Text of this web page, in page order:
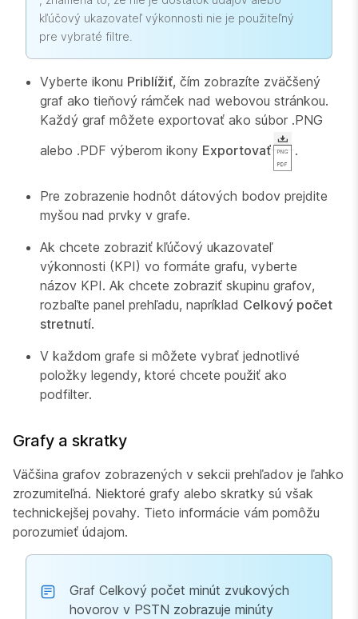
kľúčový ukazovateľ výkonnosti nie je použiteľný
pre vybraté filtre.
Vyberte ikonu Priblížiť, čím zobrazíte zväčšený
graf ako tieňový rámček nad webovou stránkou.
Každý graf môžete exportovať ako súbor .PNG
alebo .PDF výberom ikony Exportovať .
Pre zobrazenie hodnôt dátových bodov prejdite
myšou nad prvky v grafe.
Ak chcete zobraziť kľúčový ukazovateľ
výkonnosti (KPI) vo formáte grafu, vyberte
názov KPI. Ak chcete zobraziť skupinu grafov,
rozbaľte panel prehľadu, napríklad Celkový počet
stretnutí.
V každom grafe si môžete vybrať jednotlivé
položky legendy, ktoré chcete použiť ako
podfilter.
Grafy a skratky
Väčšina grafov zobrazených v sekcii prehľadov je ľahko
zrozumiteľná. Niektoré grafy alebo skratky sú však
technickejšej povahy. Tieto informácie vám pomôžu
porozumieť údajom.
Graf Celkový počet minút zvukových
hovorov v PSTN zobrazuje minúty